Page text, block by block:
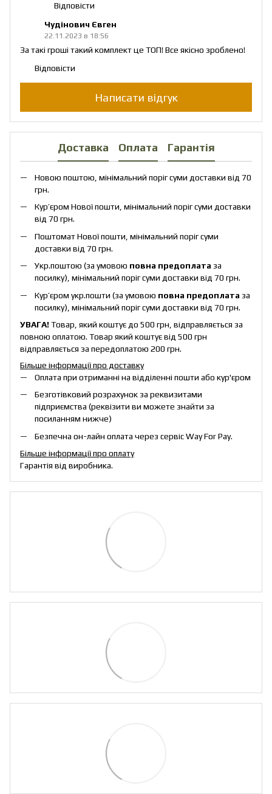
Відповісти
Чудінович Євген
22.11.2023 в 18:56
За такі гроші такий комплект це ТОП! Все якісно зроблено!
Відповісти
Написати відгук
Доставка Оплата Гарантія
Новою поштою, мінімальний поріг суми доставки від 70
грн.
Кур’єром Нової пошти, мінімальний поріг суми доставки
від 70 грн.
Поштомат Нової пошти, мінімальний поріг суми
доставки від 70 грн.
Укр.поштою (за умовою повна предоплата за
посилку), мінімальний поріг суми доставки від 70 грн.
Кур’єром укр.пошти (за умовою повна предоплата за
посилку), мінімальний поріг суми доставки від 70 грн.
УВАГА!Товар, який коштує до 500 грн, відправляється за
повною оплатою. Товар який коштує від 500 грн
відправляється за передоплатою 200 грн.
Більше інформації про доставку
Оплата при отриманні на відділенні пошти або кур'єром
Безготівковий розрахунок за реквизитами
підприємства (реквізити ви можете знайти за
посиланням нижче)
Безпечна он-лайн оплата через сервіс Way For Pay.
Більше інформації про оплату
Гарантія від виробника.